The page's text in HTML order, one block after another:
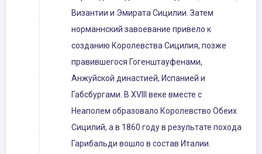
Византии и Эмирата Сицилии. Затем
норманнский завоевание привело к
созданию Королевства Сицилия, позже
правившегося Гогенштауфенами,
Анжуйской династией, Испанией и
Габсбургами. В XVIII веке вместе с
Неаполем образовало Королевство Обеих
Сицилий, а в 1860 году в результате похода
Гарибальди вошло в состав Италии.